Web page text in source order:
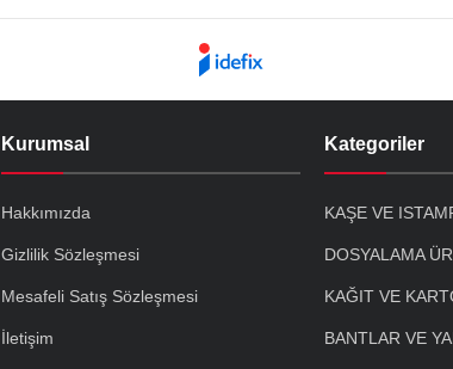
Kurumsal
Hakkımızda
Gizlilik Sözleşmesi
Mesafeli Satış Sözleşmesi
İletişim
Kategoriler
KAŞE VE
DOSYALAMA
KAĞIT VE
BANTLAR VE